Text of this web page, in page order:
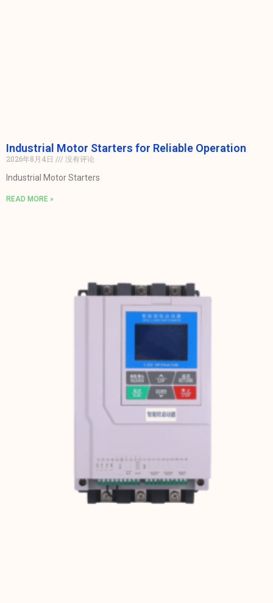
Industrial Motor Starters for Reliable Operation
2026年8月4日
没有评论
Industrial Motor Starters
READ MORE »